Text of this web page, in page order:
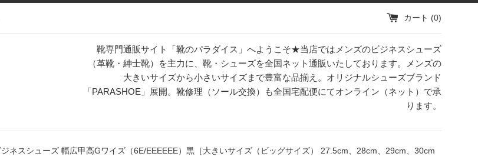
カート (0)
靴専門通販サイト「靴のパラダイス」へようこそ★当店ではメンズのビジネスシューズ
（革靴・紳士靴）を主力に、靴・シューズを全国ネット通販いたしております。メンズの
大きいサイズから小さいサイズまで豊富な品揃え。オリジナルシューズブランド
「PARASHOE」展開。靴修理（ソール交換）も全国宅配便にてオンライン（ネット）で承
ります。
ネスシューズ 幅広甲高Gワイズ（6E/EEEEEE）黒［大きいサイズ（ビッグサイズ） 27.5cm、28cm、29cm、30cm